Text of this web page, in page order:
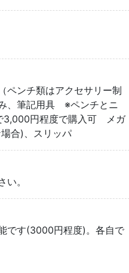
ペンチ類はアクセサリー制
、筆記用具 ※ペンチとニ
3,000円程度で購入可 メガ
合)、スリッパ
。
です(3000円程度)。各自で